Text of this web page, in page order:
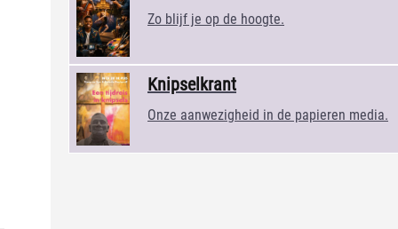
Zo blijf je op de hoogte.
Knipselkrant
Onze aanwezigheid in de papieren media.